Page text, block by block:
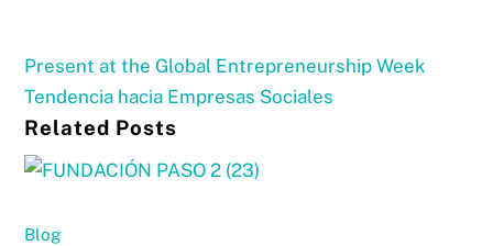
Present at the Global Entrepreneurship Week
Tendencia hacia Empresas Sociales
Related Posts
Blog